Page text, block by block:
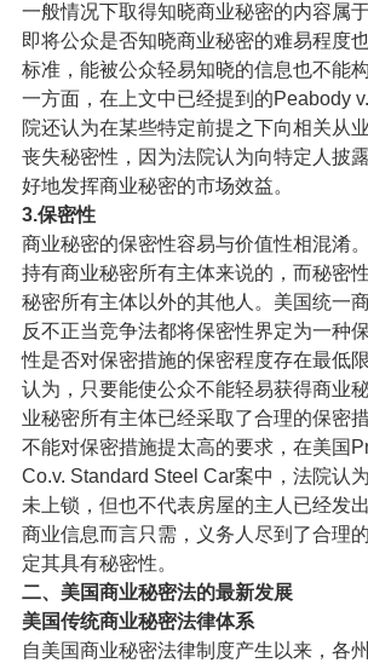
一般情况下取得知晓商业秘密的内容属
即将公众是否知晓商业秘密的难易程度
标准，能被公众轻易知晓的信息也不能
一方面，在上文中已经提到的Peabody
院还认为在某些特定前提之下向相关从
丧失秘密性，因为法院认为向特定人披
好地发挥商业秘密的市场效益。
3.保密性
商业秘密的保密性容易与价值性相混淆
持有商业秘密所有主体来说的，而秘密
秘密所有主体以外的其他人。美国统一
反不正当竞争法都将保密性界定为一种
性是否对保密措施的保密程度存在最低
认为，只要能使公众不能轻易获得商业
业秘密所有主体已经采取了合理的保密
不能对保密措施提太高的要求，在美国
Co.v. Standard Steel Car案中，法院认
未上锁，但也不代表房屋的主人已经发
商业信息而言只需，义务人尽到了合理
定其具有秘密性。
二、美国商业秘密法的最新发展
美国传统商业秘密法律体系
自美国商业秘密法律制度产生以来，各